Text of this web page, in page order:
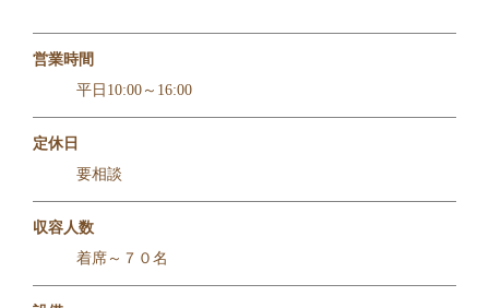
営業時間
平日10:00～16:00
定休日
要相談
収容人数
着席～７０名